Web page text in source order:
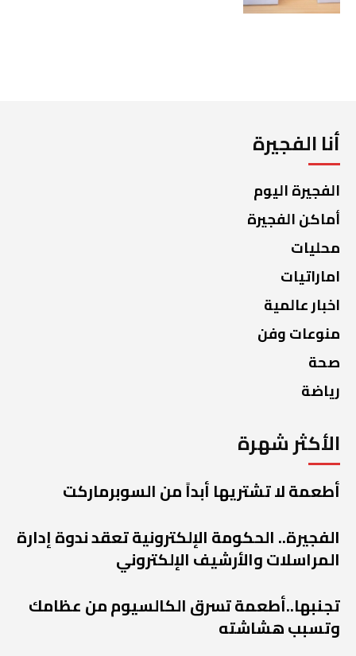
أنا الفجيرة
الفجيرة اليوم
أماكن الفجيرة
محليات
اماراتيات
اخبار عالمية
منوعات وفن
صحة
رياضة
الأكثر شهرة
أطعمة لا تشتريها أبداً من السوبرماركت
الفجيرة.. الحكومة الإلكترونية تعقد ندوة إدارة
المراسلات والأرشيف الإلكتروني
تجنبها..أطعمة تسرق الكالسيوم من عظامك
وتسبب هشاشته